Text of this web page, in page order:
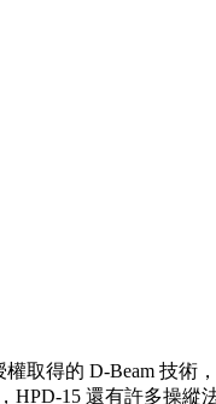
權取得的 D-Beam 技
15 還有許多操縱